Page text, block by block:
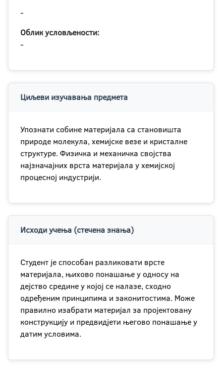
-
Облик условљености:
-
Циљеви изучавања предмета
Упознати собине материјала са становишта
природе молекула, хемијске везе и кристалне
структуре. Физичка и механичка својства
најзначајних врста материјала у хемијској
процесној индустрији.
Исходи учења (стечена знања)
Студент је способан разликовати врсте
материјала, њихово понашање у односу на
дејство средине у којој се налазе, сходно
одређеним принципима и законитостима. Може
правилно изабрати материјал за пројектовану
конструкцију и предвидјети његово понашање у
датим условима.